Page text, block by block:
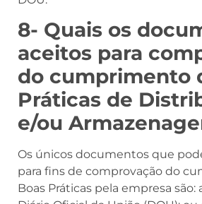
8- Quais os
aceitos para
do cumprimento
Práticas de
e/ou
Os únicos documentos que
para fins de comprovação do
Boas Práticas pela empresa são: